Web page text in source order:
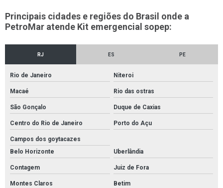
Fornecedor de material elétrico
Fornecedor de tubos e conexões
Fornecedor de tubos galvanizados
Fornecedor de tubos retangulares
Fornecedores de conexões em aço carbono
Fornecedores de conexões em aço inox
Fornecedores de conexões galvanizadas
Fornecedores de materiais elétricos atacado
Principais cidades e regiões do Brasil onde a
PetroMar atende Kit emergencial sopep:
RJ ES PE
Rio de Janeiro Niteroi
Macaé Rio das ostras
São Gonçalo Duque de Caxias
Centro do Rio de Janeiro Porto do Açu
Campos dos goytacazes
Belo Horizonte
Uberlândia
Contagem Juiz de Fora
Montes Claros Betim